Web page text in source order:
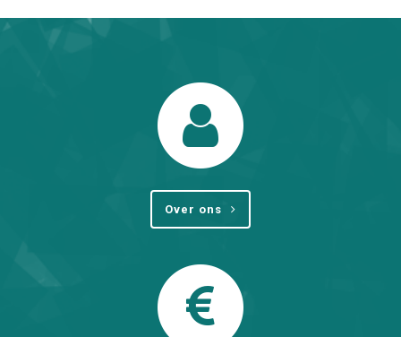
Over ons